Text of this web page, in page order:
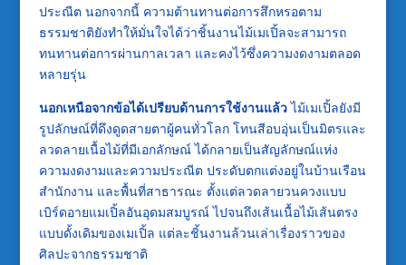
ประณีต นอกจากนี้ ความต้านทานต่อการสึกหรอตาม
ธรรมชาติยังทำให้มั่นใจได้ว่าชิ้นงานไม้เมเปิ้ลจะสามารถ
ทนทานต่อการผ่านกาลเวลา และคงไว้ซึ่งความงดงามตลอด
หลายรุ่น
นอกเหนือจากข้อได้เปรียบด้านการใช้งานแล้วไม้เมเปิ้ลยังมี
รูปลักษณ์ที่ดึงดูดสายตาผู้คนทั่วโลก โทนสีอบอุ่นเป็นมิตรและ
ลวดลายเนื้อไม้ที่มีเอกลักษณ์ ได้กลายเป็นสัญลักษณ์แห่ง
ความงดงามและความประณีต ประดับตกแต่งอยู่ในบ้านเรือน
สำนักงาน และพื้นที่สาธารณะ ตั้งแต่ลวดลายวนควงแบบ
เบิร์ดอายแมเปิ้ลอันอุดมสมบูรณ์ ไปจนถึงเส้นเนื้อไม้เส้นตรง
แบบดั้งเดิมของเมเปิ้ล แต่ละชิ้นงานล้วนเล่าเรื่องราวของ
ศิลปะจากธรรมชาติ